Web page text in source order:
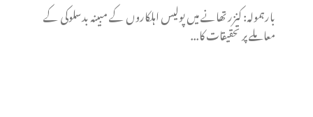
بارہمولہ: کنزر تھانے میں پولیس اہلکاروں کے مبینہ بدسلوکی کے
معاملے پر تحقیقات کا...